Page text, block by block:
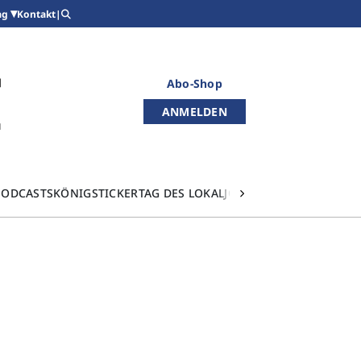
Kontakt|
Abo-Shop
ANMELDEN
KÖNIGSTICKERTAG DES LOKALJOURNALISMUS